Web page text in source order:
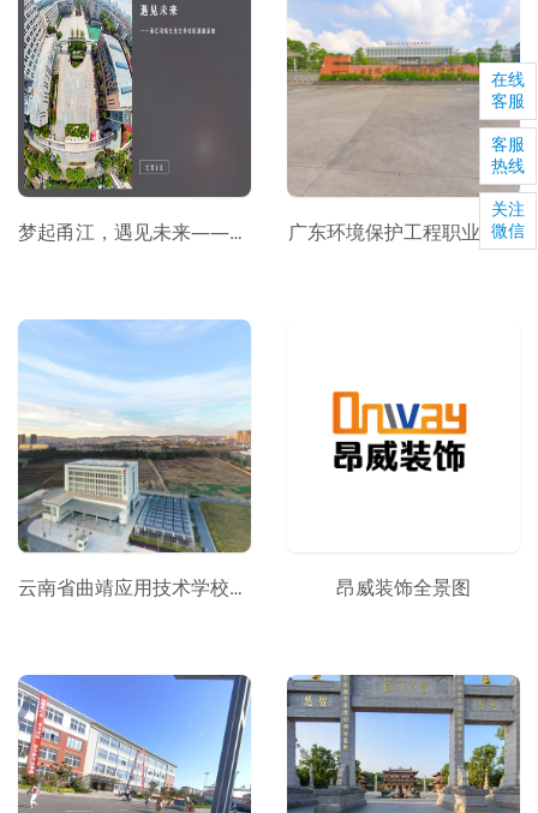
梦起甬江，遇见未来——甬江职高三维全景校园漫游系统 广东环境保护工程职业学院
云南省曲靖应用技术学校VR全景 昂威装饰全景图
在线
客服
客服
热线
关注
微信